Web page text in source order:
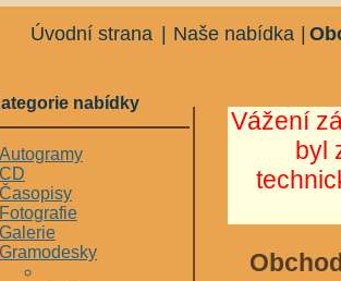
Úvodní strana Naše nabídka
nabídky
Autogramy
CD
Časopisy
Fotografie
Galerie
Gramodesky
Vážení
byl